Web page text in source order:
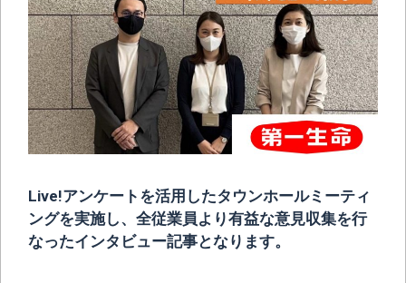
Live!アンケートを活用したタウンホールミーティ
ングを実施し、全従業員より有益な意見収集を行
なったインタビュー記事となります。